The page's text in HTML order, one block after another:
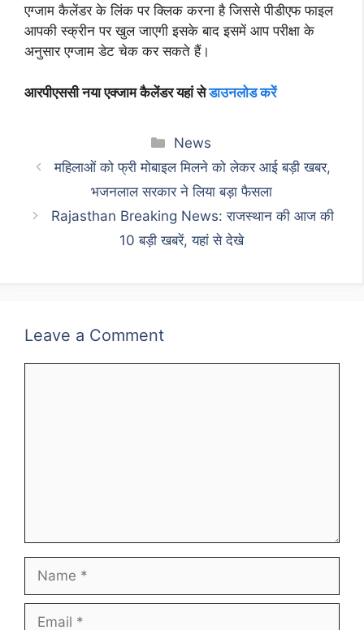
एग्जाम कैलेंडर के लिंक पर क्लिक करना है जिससे पीडीएफ फाइल
आपकी स्क्रीन पर खुल जाएगी इसके बाद इसमें आप परीक्षा के
अनुसार एग्जाम डेट चेक कर सकते हैं।
आरपीएससी नया एक्जाम कैलेंडर यहां सेडाउनलोड करें
Categories
News
महिलाओं को फ्री मोबाइल मिलने को लेकर आई बड़ी खबर,
भजनलाल सरकार ने लिया बड़ा फैसला
Rajasthan Breaking News: राजस्थान की आज की
10 बड़ी खबरें, यहां से देखे
Leave a Comment